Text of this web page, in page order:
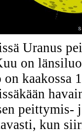
Uranus
on
kaakossa
peittymis-
kun